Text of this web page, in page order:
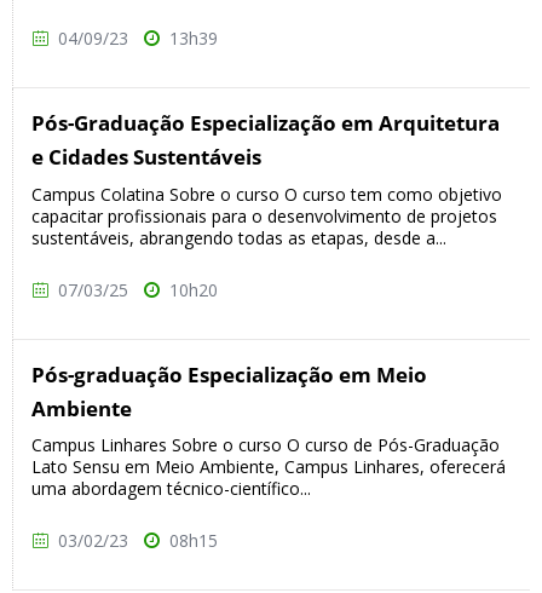
04/09/23 13h39
Pós-Graduação Especialização em Arquitetura
e Cidades Sustentáveis
Campus Colatina Sobre o curso O curso tem como objetivo
capacitar profissionais para o desenvolvimento de projetos
sustentáveis, abrangendo todas as etapas, desde a...
07/03/25 10h20
Pós-graduação Especialização em Meio
Ambiente
Campus Linhares Sobre o curso O curso de Pós-Graduação
Lato Sensu em Meio Ambiente, Campus Linhares, oferecerá
uma abordagem técnico-científico...
03/02/23 08h15